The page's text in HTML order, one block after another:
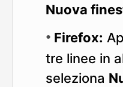
Nuova
Firefox:
tre linee in
seleziona